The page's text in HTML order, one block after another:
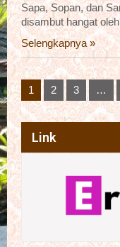
Sapa, Sopan, dan
disambut hangat
Selengkapnya »
Posts
pagination
1 2 3 …
Link